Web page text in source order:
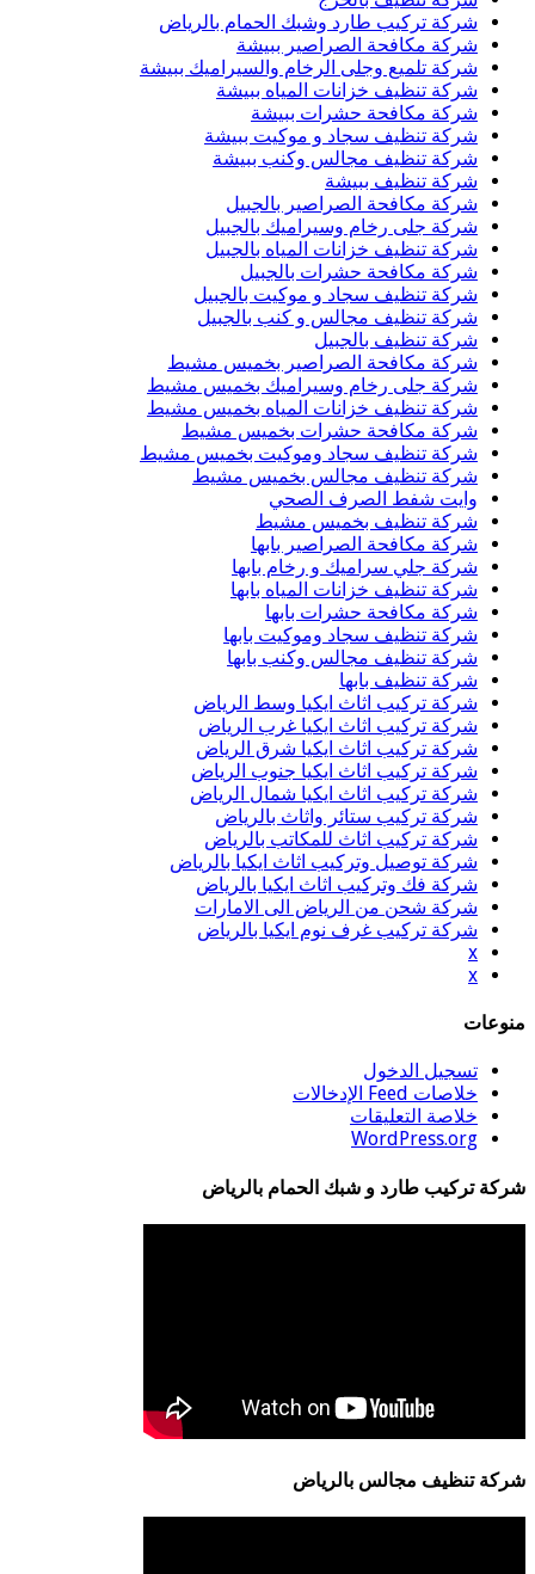
شركة تركيب طارد وشبك الحمام بالرياض
شركة مكافحة الصراصير ببيشة
شركة تلميع وجلى الرخام والسيراميك ببيشة
شركة تنظيف خزانات المياه ببيشة
شركة مكافحة حشرات ببيشة
شركة تنظيف سجاد و موكيت ببيشة
شركة تنظيف مجالس وكنب ببيشة
شركة تنظيف ببيشة
شركة مكافحة الصراصير بالجبيل
شركة جلى رخام وسيراميك بالجبيل
شركة تنظيف خزانات المياه بالجبيل
شركة مكافحة حشرات بالجبيل
شركة تنظيف سجاد و موكيت بالجبيل
شركة تنظيف مجالس و كنب بالجبيل
شركة تنظيف بالجبيل
شركة مكافحة الصراصير بخميس مشيط
شركة جلى رخام وسيراميك بخميس مشيط
شركة تنظيف خزانات المياه بخميس مشيط
شركة مكافحة حشرات بخميس مشيط
شركة تنظيف سجاد وموكيت بخميس مشيط
شركة تنظيف مجالس بخميس مشيط
وايت شفط الصرف الصحي
شركة تنظيف بخميس مشيط
شركة مكافحة الصراصير بابها
شركة جلي سراميك و رخام بابها
شركة تنظيف خزانات المياه بابها
شركة مكافحة حشرات بابها
شركة تنظيف سجاد وموكيت بابها
شركة تنظيف مجالس وكنب بابها
شركة تنظيف بابها
شركة تركيب اثاث ايكيا وسط الرياض
شركة تركيب اثاث ايكيا غرب الرياض
شركة تركيب اثاث ايكيا شرق الرياض
شركة تركيب اثاث ايكيا جنوب الرياض
شركة تركيب اثاث ايكيا شمال الرياض
شركة تركيب ستائر واثاث بالرياض
شركة تركيب اثاث للمكاتب بالرياض
شركة توصيل وتركيب اثاث ايكيا بالرياض
شركة فك وتركيب اثاث ايكيا بالرياض
شركة شحن من الرياض الى الامارات
شركة تركيب غرف نوم ايكيا بالرياض
x
x
منوعات
تسجيل الدخول
خلاصات Feed الإدخالات
خلاصة التعليقات
WordPress.org
شركة تركيب طارد و شبك الحمام بالرياض
شركة تنظيف مجالس بالرياض